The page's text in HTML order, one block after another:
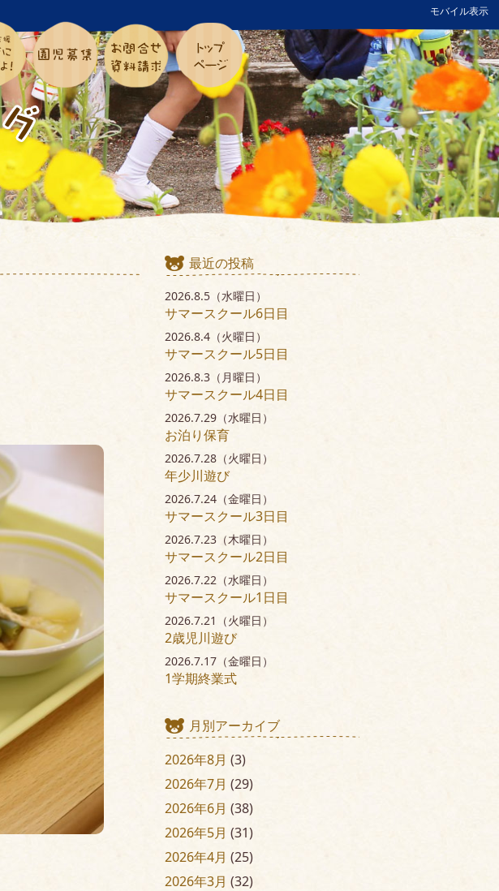
モバイル表示
最近の投稿
2026.8.5（水曜日）
サマースクール6日目
2026.8.4（火曜日）
サマースクール5日目
2026.8.3（月曜日）
サマースクール4日目
2026.7.29（水曜日）
お泊り保育
2026.7.28（火曜日）
年少川遊び
2026.7.24（金曜日）
サマースクール3日目
2026.7.23（木曜日）
サマースクール2日目
2026.7.22（水曜日）
サマースクール1日目
2026.7.21（火曜日）
2歳児川遊び
2026.7.17（金曜日）
1学期終業式
月別アーカイブ
2026年8月 (3)
2026年7月 (29)
2026年6月 (38)
2026年5月 (31)
2026年4月 (25)
2026年3月 (32)